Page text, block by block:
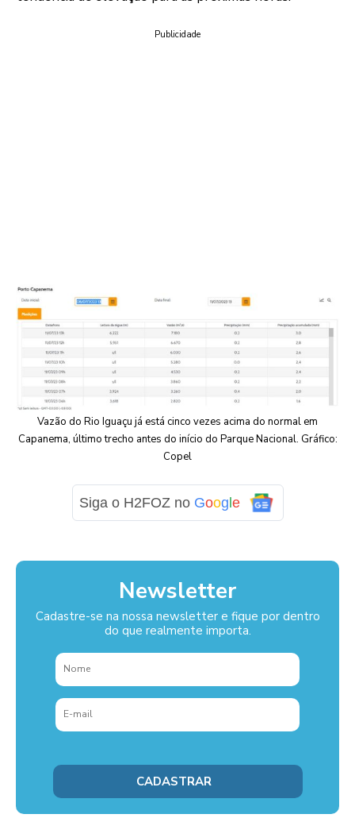
Publicidade
Vazão do Rio Iguaçu já está cinco vezes acima do normal em
Capanema, último trecho antes do início do Parque Nacional. Gráfico:
Copel
Siga o H2FOZ no Goog e
Newsletter
Cadastre-se na nossa newsletter e fique por dentro
do que realmente importa.